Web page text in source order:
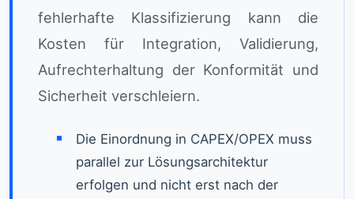
fehlerhafte Klassifizierung kann die
Kosten für Integration, Validierung,
Aufrechterhaltung der Konformität und
Sicherheit verschleiern.
Die Einordnung in CAPEX/OPEX muss
parallel zur Lösungsarchitektur
erfolgen und nicht erst nach der